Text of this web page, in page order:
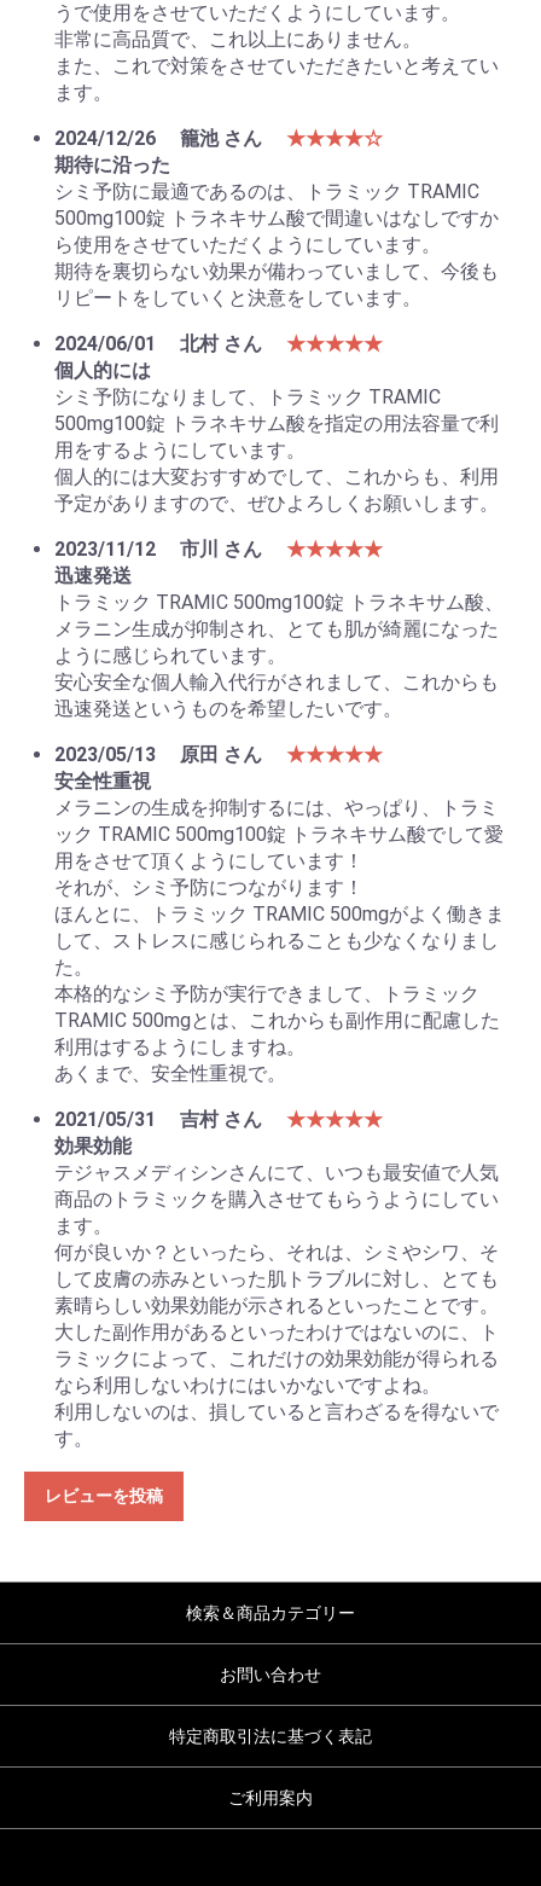
うで使用をさせていただくようにしています。
非常に高品質で、これ以上にありません。
また、これで対策をさせていただきたいと考えてい
ます。
2024/12/26
籠池 さん
★★★★☆
期待に沿った
シミ予防に最適であるのは、トラミック TRAMIC
500mg100錠 トラネキサム酸で間違いはなしですか
ら使用をさせていただくようにしています。
期待を裏切らない効果が備わっていまして、今後も
リピートをしていくと決意をしています。
2024/06/01
北村 さん
★★★★★
個人的には
シミ予防になりまして、トラミック TRAMIC
500mg100錠 トラネキサム酸を指定の用法容量で利
用をするようにしています。
個人的には大変おすすめでして、これからも、利用
予定がありますので、ぜひよろしくお願いします。
2023/11/12
市川 さん
★★★★★
迅速発送
トラミック TRAMIC 500mg100錠 トラネキサム酸、
メラニン生成が抑制され、とても肌が綺麗になった
ように感じられています。
安心安全な個人輸入代行がされまして、これからも
迅速発送というものを希望したいです。
2023/05/13
原田 さん
★★★★★
安全性重視
メラニンの生成を抑制するには、やっぱり、トラミ
ック TRAMIC 500mg100錠 トラネキサム酸でして愛
用をさせて頂くようにしています！
それが、シミ予防につながります！
ほんとに、トラミック TRAMIC 500mgがよく働きま
して、ストレスに感じられることも少なくなりまし
た。
本格的なシミ予防が実行できまして、トラミック
TRAMIC 500mgとは、これからも副作用に配慮した
利用はするようにしますね。
あくまで、安全性重視で。
2021/05/31
吉村 さん
★★★★★
効果効能
テジャスメディシンさんにて、いつも最安値で人気
商品のトラミックを購入させてもらうようにしてい
ます。
何が良いか？といったら、それは、シミやシワ、そ
して皮膚の赤みといった肌トラブルに対し、とても
素晴らしい効果効能が示されるといったことです。
大した副作用があるといったわけではないのに、ト
ラミックによって、これだけの効果効能が得られる
なら利用しないわけにはいかないですよね。
利用しないのは、損していると言わざるを得ないで
す。
レビューを投稿
検索＆商品カテゴリー
お問い合わせ
特定商取引法に基づく表記
ご利用案内